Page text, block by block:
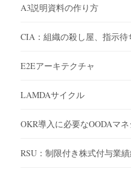
A3説明資料の作り方
CIA：組織の殺し屋、指示待
E2Eアーキテクチャ
LAMDAサイクル
OKR導入に必要なOODAマネ
RSU：制限付き株式付与業